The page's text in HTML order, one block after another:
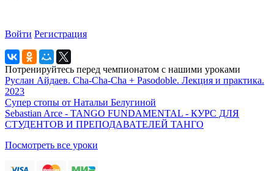
Войти Регистрация
Потренируйтесь перед чемпионатом с нашими уроками
Руслан Айдаев. Cha-Cha-Cha + Pasodoble. Лекция и практика.
2023
Супер стопы от Натальи Белугиной
Sebastian Arce - TANGO FUNDAMENTAL - КУРС ДЛЯ
СТУДЕНТОВ И ПРЕПОДАВАТЕЛЕЙ ТАНГО
Посмотреть все уроки